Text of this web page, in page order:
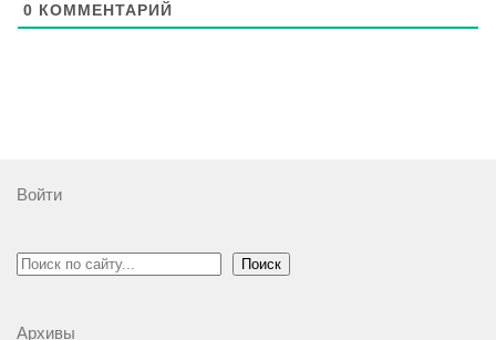
0 КОММЕНТАРИЙ
Войти
Поиск Поиск
Архивы